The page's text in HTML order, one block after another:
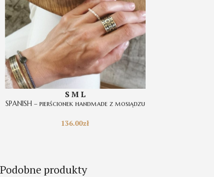
SML
SPANISH – pierścionek handmade z mosiądzu
136.00zł
Podobne produkty